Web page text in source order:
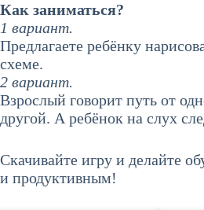
Как заниматься?
1 вариант.
Предлагаете ребёнку
схеме.
2 вариант.
Взрослый говорит путь от
другой. А ребёнок на слух
Скачивайте игру и делайте
и продуктивным!